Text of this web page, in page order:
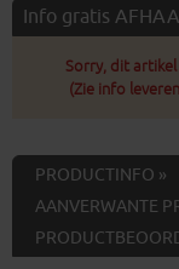
Info gratis
Sorry, dit
(Zie info
PRODUCTINFO »
AANVERWANTE